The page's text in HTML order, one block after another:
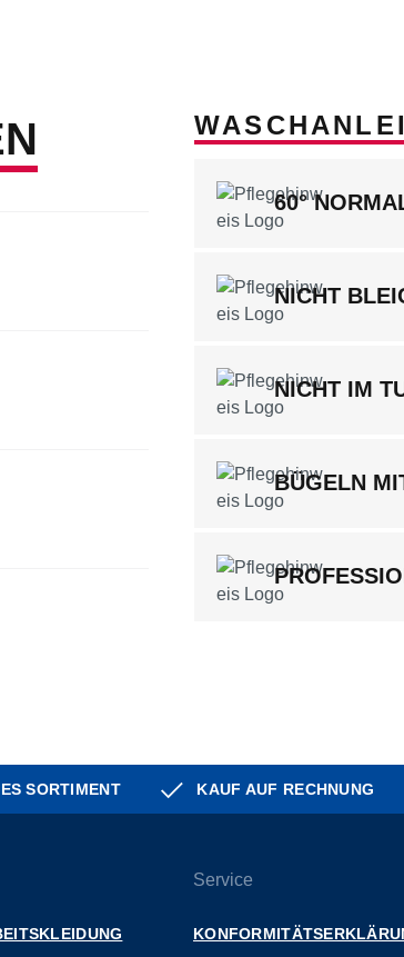
60°
NICHT
NICHT IM
BÜGELN
SORTIMENT KAUF AUF RECHNUNG
Service